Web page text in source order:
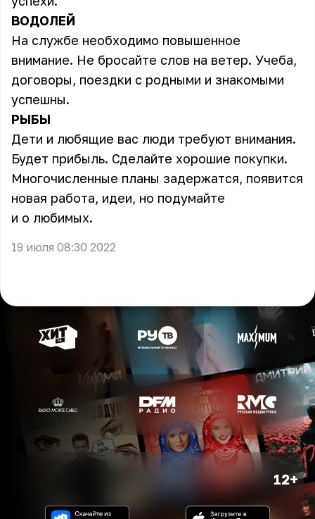
ВОДОЛЕЙ
На службе необходимо повышенное
внимание. Не бросайте слов на ветер. Учеба,
договоры, поездки с родными и знакомыми
успешны.
РЫБЫ
Дети и любящие вас люди требуют внимания.
Будет прибыль. Сделайте хорошие покупки.
Многочисленные планы задержатся, появится
новая работа, идеи, но подумайте
и о любимых.
19 июля 08:30 2022
12+